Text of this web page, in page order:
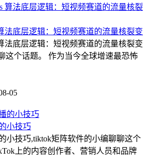
法底层逻辑：短视频赛道的流量核裂变
法底层逻辑：短视频赛道的流量核裂变
这个话题。 作为当今全球增速最恐怖
05
小技巧
小技巧,tiktok矩阵软件的小编聊聊这个
上的内容创作者、营销人员和品牌